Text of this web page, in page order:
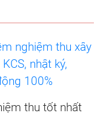
nghiệm thu xây
nhật ký,
100%
thu tốt nhất